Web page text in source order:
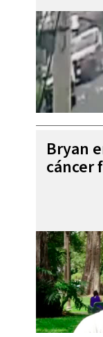
Bryan
cáncer